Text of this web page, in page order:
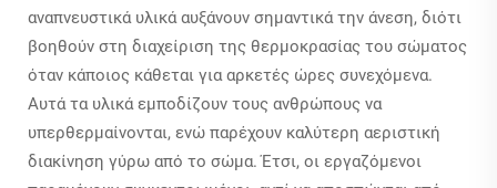
αναπνευστικά υλικά αυξάνουν σημαντικά την άνεση, διότι
βοηθούν στη διαχείριση της θερμοκρασίας του σώματος
όταν κάποιος κάθεται για αρκετές ώρες συνεχόμενα.
Αυτά τα υλικά εμποδίζουν τους ανθρώπους να
υπερθερμαίνονται, ενώ παρέχουν καλύτερη αεριστική
διακίνηση γύρω από το σώμα. Έτσι, οι εργαζόμενοι